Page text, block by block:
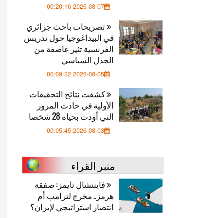
2026-08-07 00:20:16
تصريحات باحث جزائري
في البيداغوجيا حول تدريس
الفرنسية تثير عاصفة من
الجدل السياسي
2026-08-05 00:09:32
كشفت نتائج التحقيقات
الأولية في حادث المرور
التي أودت بحياة 28 شخصا
2026-08-03 00:05:45
منبر القراء
فايننشال تايمز: صفقة
هرمز.. مخرج لترامب أم
انتصار استراتيجي لإيران؟